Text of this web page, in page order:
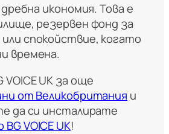
икономия. Това е
резервен фонд за
спокойствие, когато
времена.
UK за още
от Великобритания и
да си инсталирате
VOICE UK!